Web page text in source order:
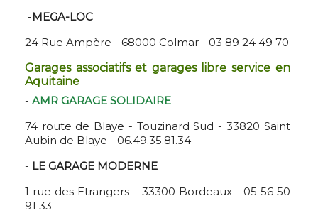
-MEGA-LOC
24 Rue Ampère - 68000 Colmar - 03 89 24 49 70
Garages associatifs et garages libre service en
Aquitaine
- AMR GARAGE SOLIDAIRE
74 route de Blaye - Touzinard Sud - 33820 Saint
Aubin de Blaye - 06.49.35.81.34
- LE GARAGE MODERNE
1 rue des Etrangers – 33300 Bordeaux - 05 56 50
91 33